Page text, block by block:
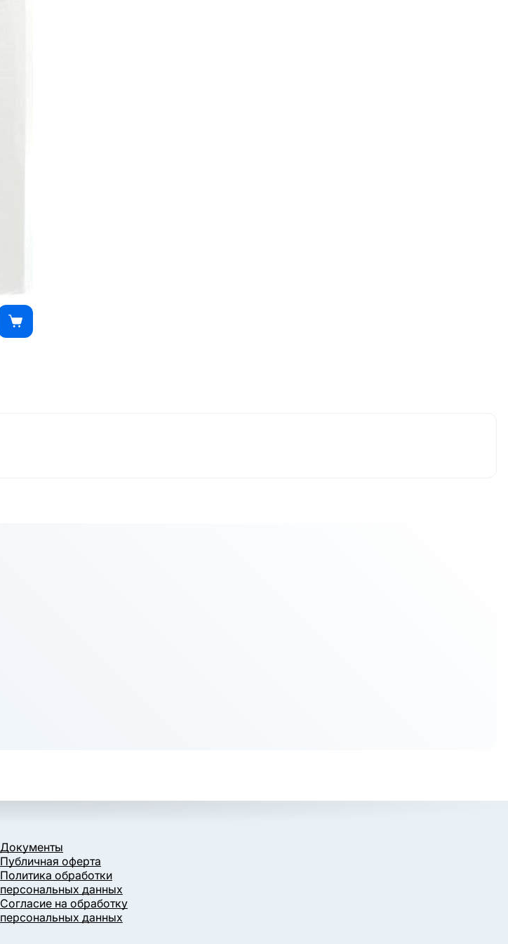
Документы
Публичная оферта
Политика обработки
персональных данных
Согласие на обработку
персональных данных